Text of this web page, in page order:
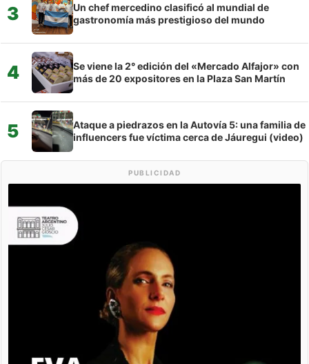
3
Un chef mercedino clasificó al mundial de
gastronomía más prestigioso del mundo
4
Se viene la 2° edición del «Mercado Alfajor» con
más de 20 expositores en la Plaza San Martín
5
Ataque a piedrazos en la Autovía 5: una familia de
influencers fue víctima cerca de Jáuregui (video)
PUBLICIDAD